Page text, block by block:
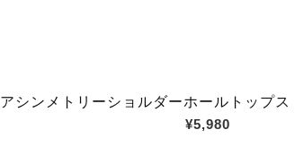
アシンメトリーショルダーホールトッ
¥5,980